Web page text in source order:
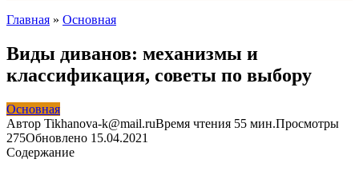
Главная » Основная
Виды диванов: механизмы и
классификация, советы по выбору
Основная
Автор Tikhanova-k@mail.ruВремя чтения 55 мин.Просмотры
275Обновлено 15.04.2021
Содержание